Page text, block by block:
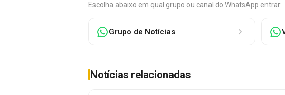
Escolha abaixo em qual grupo ou canal do WhatsApp entrar:
Grupo de Notícias
Notícias relacionadas